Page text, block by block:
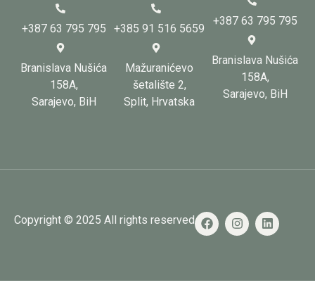
+387 63 795 795
Branislava Nušića
158A,
Sarajevo, BiH
+385 91 516 5659
Mažuranićevo
šetalište 2,
Split, Hrvatska
+387 63 795 795
Branislava Nušića
158A,
Sarajevo, BiH
Copyright © 2025 All rights reserved